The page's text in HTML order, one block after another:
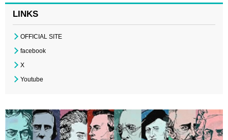
LINKS
OFFICIAL SITE
facebook
X
Youtube